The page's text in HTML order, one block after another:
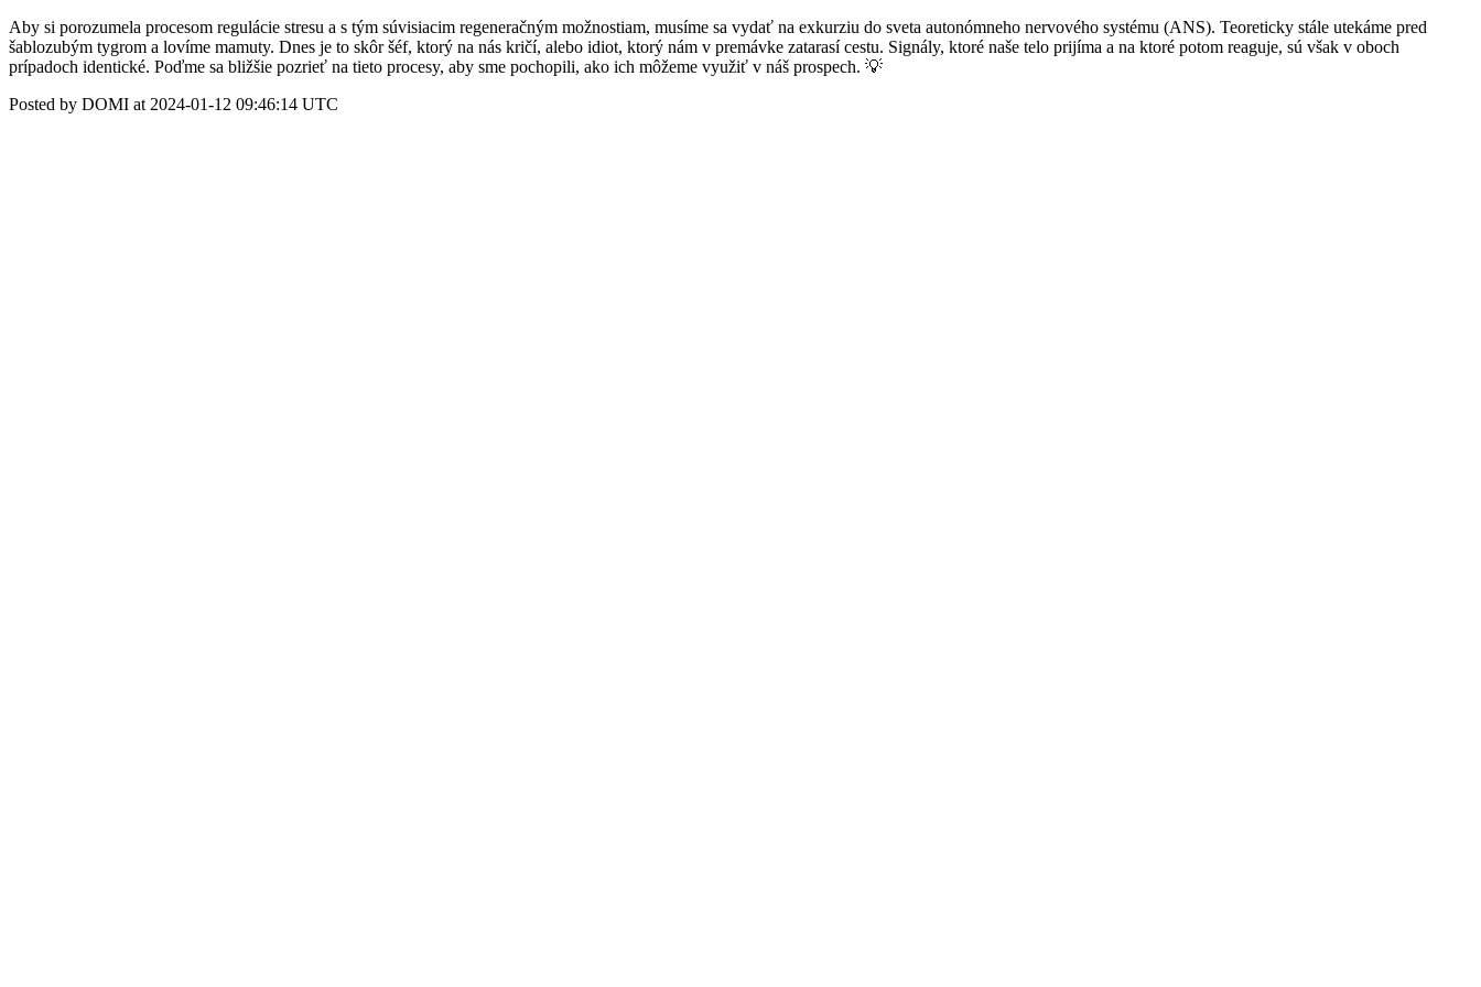
Aby si porozumela procesom regulácie stresu a s tým súvisiacim regeneračným možnostiam, musíme sa vydať na exkurziu do sveta autonómneho nervového systému (ANS). Teoreticky stále utekáme pred
šablozubým tygrom a lovíme mamuty. Dnes je to skôr šéf, ktorý na nás kričí, alebo idiot, ktorý nám v premávke zatarasí cestu. Signály, ktoré naše telo prijíma a na ktoré potom reaguje, sú však v oboch
prípadoch identické. Poďme sa bližšie pozrieť na tieto procesy, aby sme pochopili, ako ich môžeme využiť v náš prospech. 💡
Posted by DOMI at 2024-01-12 09:46:14 UTC